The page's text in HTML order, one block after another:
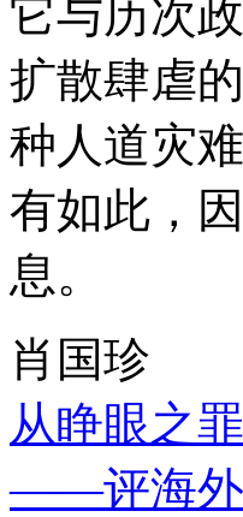
它与历次
扩散肆虐
种人道灾
有如此，
息。
肖国珍
从睁眼之
——评海外